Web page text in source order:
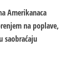
Amerikanaca
na poplave,
saobraćaju